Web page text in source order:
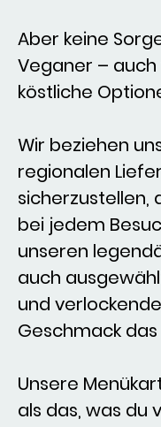
Aber keine
Veganer –
köstliche
Wir beziehen
regionalen
sicherzustellen,
bei jedem
unseren
auch
und
Geschmack das
Unsere
als das, was du